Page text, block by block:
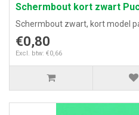
Schermbout kort zwart
Schermbout zwart, kort model
€0,80
Excl. btw: €0,66